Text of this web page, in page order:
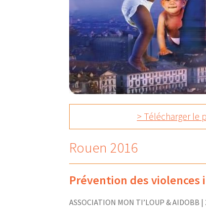
> Télécharger le
Rouen 2016
Prévention des violences
ASSOCIATION MON TI’LOUP & AIDOBB